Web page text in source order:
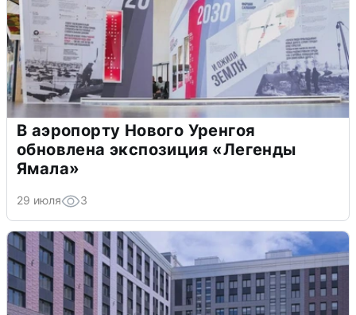
В аэропорту Нового Уренгоя
обновлена экспозиция «Легенды
Ямала»
29 июля 3